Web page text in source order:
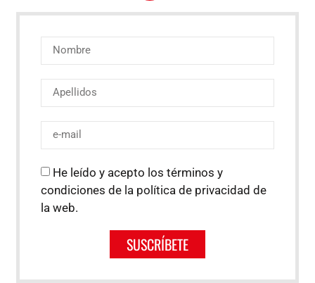
He leído y acepto los términos y
condiciones de la política de privacidad de
la web.
SUSCRÍBETE